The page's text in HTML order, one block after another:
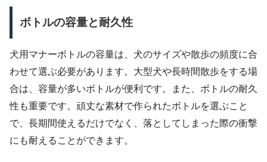
ボトルの容量と耐久性
犬用マナーボトルの容量は、犬のサイズや散歩の頻度に合
わせて選ぶ必要があります。大型犬や長時間散歩をする場
合は、容量が多いボトルが便利です。また、ボトルの耐久
性も重要です。頑丈な素材で作られたボトルを選ぶこと
で、長期間使えるだけでなく、落としてしまった際の衝撃
にも耐えることができます。